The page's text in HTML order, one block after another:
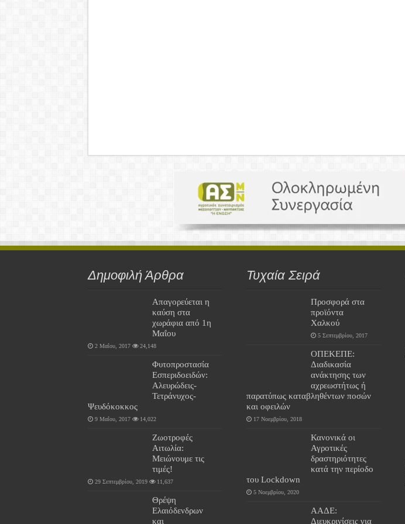
Δημοφιλή Άρθρα
Απαγορεύεται η
καύση στα
χωράφια από 1η
Μαΐου
2 Μαΐου, 2017 24,148
Φυτοπροστασία
Εσπεριδοειδών:
Αλευρώδεις-
Τετράνυχος-
Ψευδόκοκκος
9 Μαΐου, 2017 14,022
Ζωοτροφές
Αιτωλία:
Μειώνουμε τις
τιμές!
29 Σεπτεμβρίου, 2019 11,637
Θρέψη
Ελαιόδενδρων
και
Τυχαία Σειρά
Προσφορά στα
προϊόντα
Χαλκού
5 Σεπτεμβρίου, 2017
ΟΠΕΚΕΠΕ:
Διαδικασία
ανάκτησης των
αχρεωστήτως ή
παρατύπως καταβληθέντων ποσών
και οφειλών
17 Νοεμβρίου, 2018
Κανονικά οι
Αγροτικές
δραστηριότητες
κατά την περίοδο
του Lockdown
5 Νοεμβρίου, 2020
ΑΑΔΕ:
Διευκρινίσεις για